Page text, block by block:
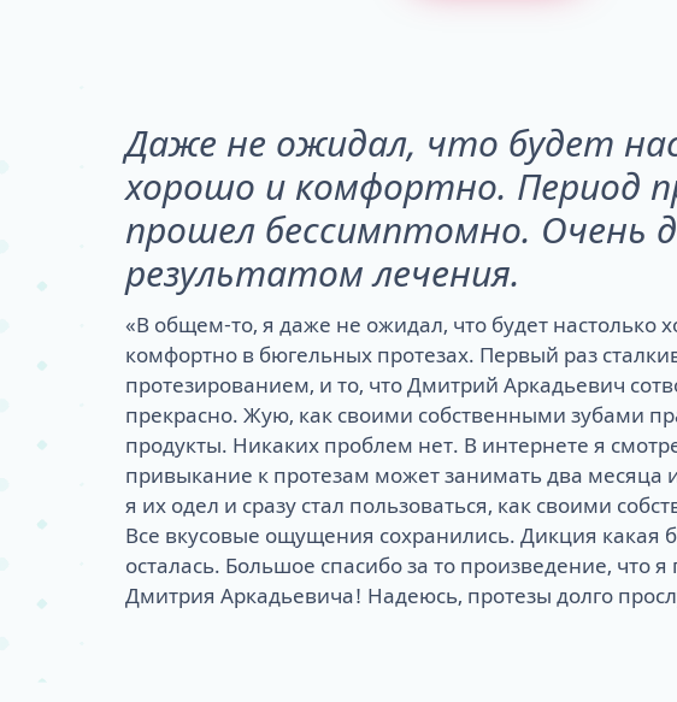
Даже не ожидал, что будет
хорошо и комфортно. Период
прошел бессимптомно. Очень
результатом лечения.
«В общем-то, я даже не ожидал, что будет настолько
комфортно в бюгельных протезах. Первый раз
протезированием, и то, что Дмитрий Аркадьевич
прекрасно. Жую, как своими собственными зубами
продукты. Никаких проблем нет. В интернете я
привыкание к протезам может занимать два месяца
я их одел и сразу стал пользоваться, как своими
Все вкусовые ощущения сохранились. Дикция какая
осталась. Большое спасибо за то произведение, что я
Дмитрия Аркадьевича! Надеюсь, протезы долго